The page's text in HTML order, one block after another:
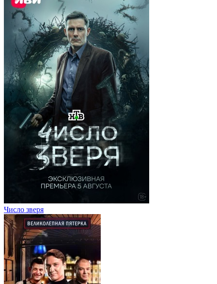
Число зверя